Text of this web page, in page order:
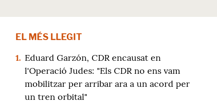
EL MÉS LLEGIT
1. Eduard Garzón, CDR encausat en
l'Operació Judes: "Els CDR no ens vam
mobilitzar per arribar ara a un acord per
un tren orbital"